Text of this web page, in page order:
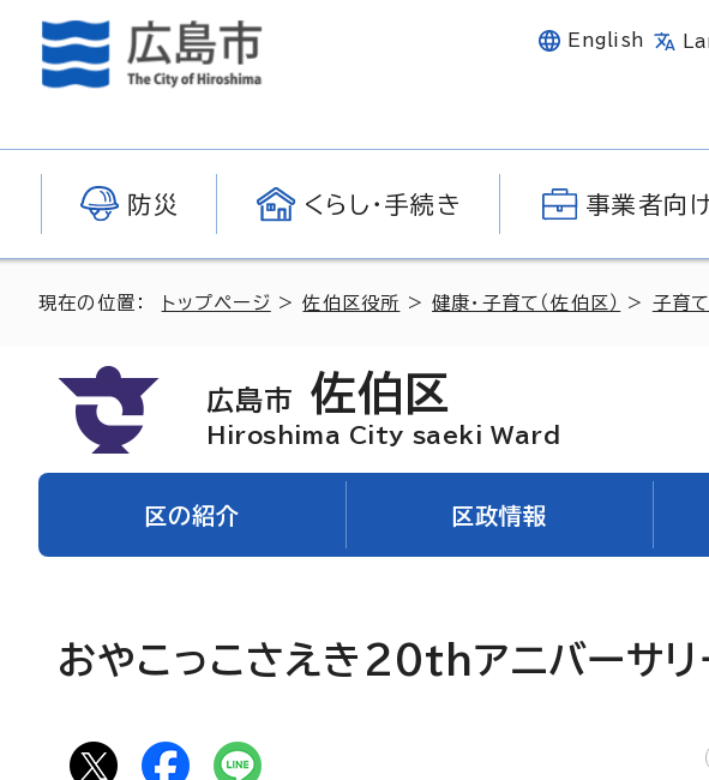
English
防災 くらし・手続き 事業者向
現在の位置： トップページ >佐伯区役所 >健康・子育て（佐伯区） > 子育て
広島市 佐伯区
Hiroshima City saeki Ward
区の紹介 区政情報
おやこっこさえき20thアニバーサリ